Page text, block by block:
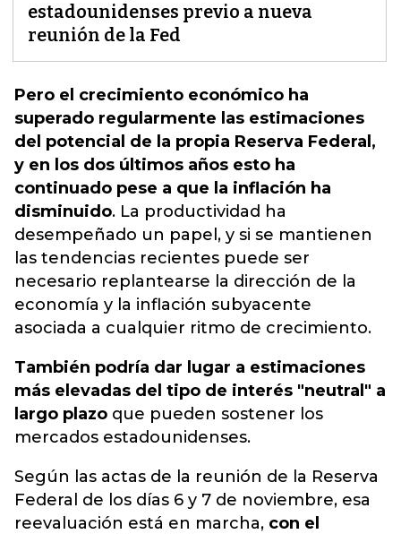
estadounidenses previo a nueva
reunión de la Fed
Pero el crecimiento económico ha
superado regularmente las estimaciones
del potencial de la propia Reserva Federal,
y en los dos últimos años esto ha
continuado pese a que la inflación ha
disminuido. La productividad ha
desempeñado un papel, y si se mantienen
las tendencias recientes puede ser
necesario replantearse la dirección de la
economía y la inflación subyacente
asociada a cualquier ritmo de crecimiento.
También podría dar lugar a estimaciones
más elevadas del tipo de interés "neutral" a
largo plazo que pueden sostener los
mercados estadounidenses.
Según las actas de la reunión de la Reserva
Federal de los días 6 y 7 de noviembre, esa
reevaluación está en marcha, con el